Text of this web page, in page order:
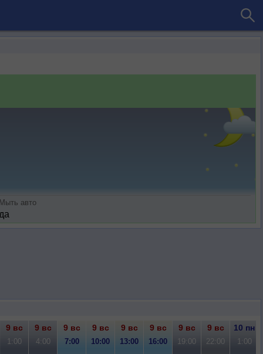
Мыть авто
да
9 вс 9 вс 9 вс 9 вс 9 вс 9 вс 9 вс 9 вс 10 пн
1:00 4:00 7:00 10:00 13:00 16:00 19:00 22:00 1:00